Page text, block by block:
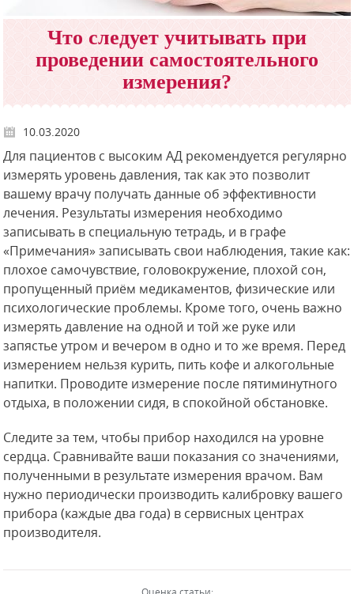
Что следует учитывать при
проведении самостоятельного
измерения?
10.03.2020
Для пациентов с высоким АД рекомендуется регулярно
измерять уровень давления, так как это позволит
вашему врачу получать данные об эффективности
лечения. Результаты измерения необходимо
записывать в специальную тетрадь, и в графе
«Примечания» записывать свои наблюдения, такие как:
плохое самочувствие, головокружение, плохой сон,
пропущенный приём медикаментов, физические или
психологические проблемы. Кроме того, очень важно
измерять давление на одной и той же руке или
запястье утром и вечером в одно и то же время. Перед
измерением нельзя курить, пить кофе и алкогольные
напитки. Проводите измерение после пятиминутного
отдыха, в положении сидя, в спокойной обстановке.
Следите за тем, чтобы прибор находился на уровне
сердца. Сравнивайте ваши показания со значениями,
полученными в результате измерения врачом. Вам
нужно периодически производить калибровку вашего
прибора (каждые два года) в сервисных центрах
производителя.